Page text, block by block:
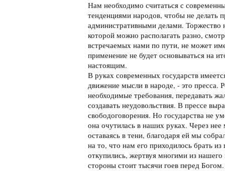
Нам необходимо считаться с
тенденциями народов, чтобы не делать
административными делами.
которой можно располагать разно,
встречаемых нами по пути, не может
применение не будет основываться на
настоящим.
В руках современных государств
движение мысли в народе, - это пресса.
необходимые требования, передавать
создавать неудовольствия. В прессе
свободоговорения. Но государства не
она очутилась в наших руках. Через
оставаясь в тени, благодаря ей мы
на то, что нам его приходилось брать
откупились, жертвуя многими из
стороны стоит тысячи гоев перед Богом.